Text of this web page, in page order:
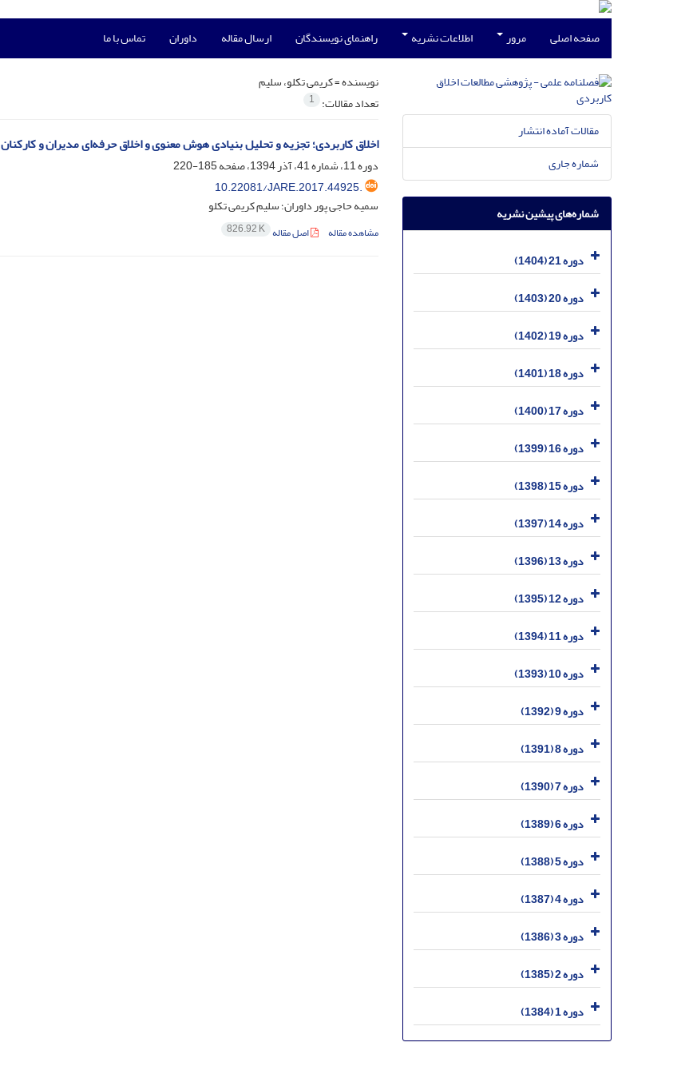
صفحه اصلی مرور اطلاعات نشریه راهنمای نویسندگان ارسال مقاله داوران تماس با ما
نویسنده =کریمی تکلو، سلیم
تعداد مقالات: 1
اخلاق کاربردی؛ تجزیه و تحلیل بنیادی هوش معنوی و اخلاق حرفه‌ای مدیران و کارکنان
دوره 11، شماره 41، آذر 1394، صفحه
185-220
10.22081/JARE.2017.44925.
سمیه حاجی پور داوران؛ سلیم کریمی تکلو
مشاهده مقاله اصل مقاله 826.92 K
مقالات آماده انتشار
شماره جاری
شماره‌های پیشین نشریه
دوره 21 (1404)
دوره 20 (1403)
دوره 19 (1402)
دوره 18 (1401)
دوره 17 (1400)
دوره 16 (1399)
دوره 15 (1398)
دوره 14 (1397)
دوره 13 (1396)
دوره 12 (1395)
دوره 11 (1394)
دوره 10 (1393)
دوره 9 (1392)
دوره 8 (1391)
دوره 7 (1390)
دوره 6 (1389)
دوره 5 (1388)
دوره 4 (1387)
دوره 3 (1386)
دوره 2 (1385)
دوره 1 (1384)